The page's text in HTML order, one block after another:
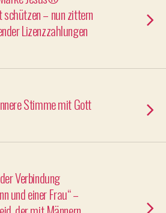
– nun zittern
Lizenzzahlungen
Stimme mit Gott
Verbindung
und einer Frau“ –